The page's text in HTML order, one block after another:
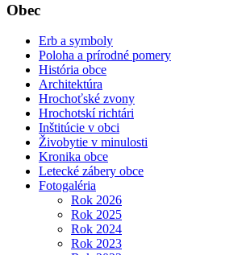
Obec
Erb a symboly
Poloha a prírodné pomery
História obce
Architektúra
Hrochoťské zvony
Hrochotskí richtári
Inštitúcie v obci
Živobytie v minulosti
Kronika obce
Letecké zábery obce
Fotogaléria
Rok 2026
Rok 2025
Rok 2024
Rok 2023